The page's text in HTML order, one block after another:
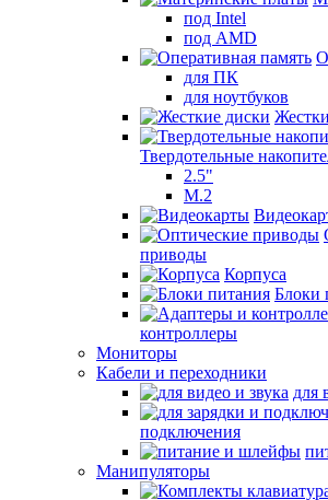
под Intel
под AMD
для ПК
для ноутбуков
Твердотельные
2.5"
M.2
приводы
Корпуса
Блоки
контроллеры
Мониторы
Кабели и переходники
для
подключения
Манипуляторы